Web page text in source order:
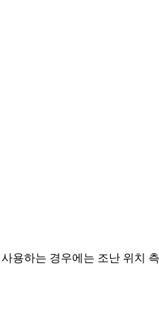
용하는 경우에는 조난 위치